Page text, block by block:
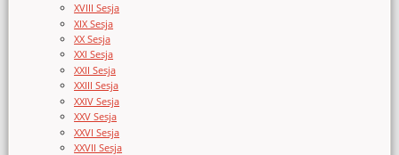
XVIII Sesja
XIX Sesja
XX Sesja
XXI Sesja
XXII Sesja
XXIII Sesja
XXIV Sesja
XXV Sesja
XXVI Sesja
XXVII Sesja